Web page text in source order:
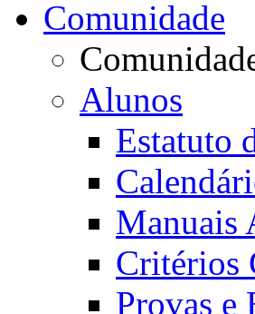
Comunidade
Alunos
Estatuto
Manuais
Critérios
Provas e